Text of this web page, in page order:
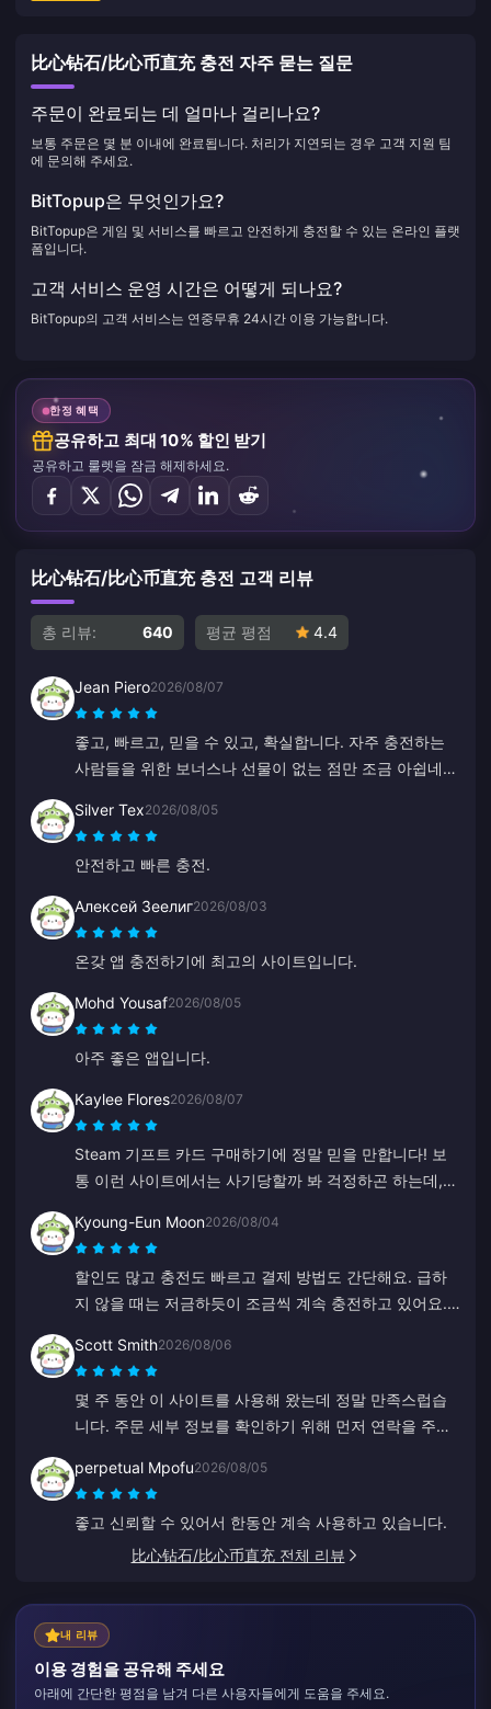
比心钻石/比心币直充 충전 자주 묻는 질문
주문이 완료되는 데 얼마나 걸리나요?
보통 주문은 몇 분 이내에 완료됩니다. 처리가 지연되는 경우 고객 지원 팀
에 문의해 주세요.
BitTopup은 무엇인가요?
BitTopup은 게임 및 서비스를 빠르고 안전하게 충전할 수 있는 온라인 플랫
폼입니다.
고객 서비스 운영 시간은 어떻게 되나요?
BitTopup의 고객 서비스는 연중무휴 24시간 이용 가능합니다.
한정 혜택
공유하고 최대 10% 할인 받기
공유하고 룰렛을 잠금 해제하세요.
比心钻石/比心币直充 충전 고객 리뷰
총 리뷰: 640 평균 평점 4.4
Jean Piero2026/08/07
좋고, 빠르고, 믿을 수 있고, 확실합니다. 자주 충전하는
사람들을 위한 보너스나 선물이 없는 점만 조금 아쉽네
Silver Tex2026/08/05
안전하고 빠른 충전.
Алексей Зеелиг2026/08/03
온갖 앱 충전하기에 최고의 사이트입니다.
Mohd Yousaf2026/08/05
아주 좋은 앱입니다.
Kaylee Flores2026/08/07
Steam 기프트 카드 구매하기에 정말 믿을 만합니다! 보
통 이런 사이트에서는 사기당할까 봐 걱정하곤 하는데,
천합니다.
Kyoung-Eun Moon2026/08/04
할인도 많고 충전도 빠르고 결제 방법도 간단해요. 급하
지 않을 때는 저금하듯이 조금씩 계속 충전하고 있어요.
도 추천했습니다.
Scott Smith2026/08/06
몇 주 동안 이 사이트를 사용해 왔는데 정말 만족스럽습
니다. 주문 세부 정보를 확인하기 위해 먼저 연락을 주기
하고 도움이 되었습니다.
perpetual Mpofu2026/08/05
좋고 신뢰할 수 있어서 한동안 계속 사용하고 있습니다.
比心钻石/比心币直充 전체 리뷰
내 리뷰
이용 경험을 공유해 주세요
아래에 간단한 평점을 남겨 다른 사용자들에게 도움을 주세요.